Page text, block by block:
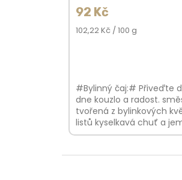
92 Kč
Měrná
102,22 Kč / 100 g
#Bylinný čaj:# Přiveďte
dne kouzlo a radost.
tvořená z bylinkových
listů kyselkavá chuť a
citrusovými tóny